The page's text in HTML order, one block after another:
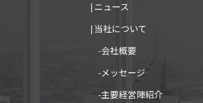
|ニュース
|当社について
-会社概要
-メッセージ
-主要経営陣紹介